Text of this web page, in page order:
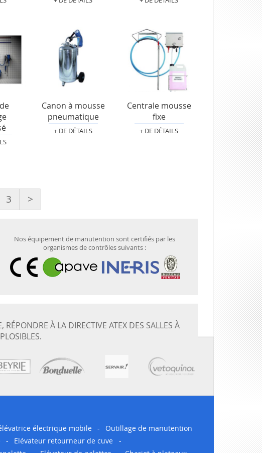
Canon à mousse
pneumatique
+ DE DÉTAILS
Centrale mousse
fixe
+ DE DÉTAILS
3 >
Nos équipement de manutention sont certifiés par les
organismes de contrôles suivants :
À LA DIRECTIVE ATEX DES SALLES À
électrique mobile -
Outillage de manutention
- Elévateur retourneur de cuve
-